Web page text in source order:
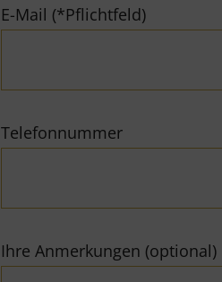
E-Mail (*Pflichtfeld)
Telefonnummer
Ihre Anmerkungen (optional)